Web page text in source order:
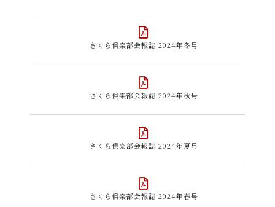
さくら倶楽部会報誌 2024年冬号
さくら倶楽部会報誌 2024年秋号
さくら倶楽部会報誌 2024年夏号
さくら倶楽部会報誌 2024年春号